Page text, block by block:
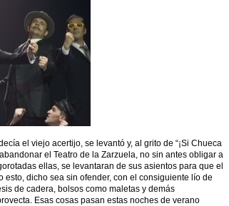
el viejo acertijo, se levantó y, al grito de “¡Si Chueca
el Teatro de la Zarzuela, no sin antes obligar a
ellas, se levantaran de sus asientos para que el
esto, dicho sea sin ofender, con el consiguiente lío de
de cadera, bolsos como maletas y demás
Esas cosas pasan estas noches de verano